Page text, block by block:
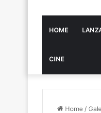
HOME
CINE
Home /